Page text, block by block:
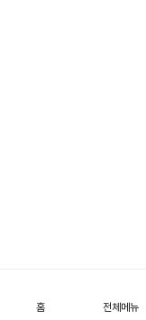
홈 전체메뉴